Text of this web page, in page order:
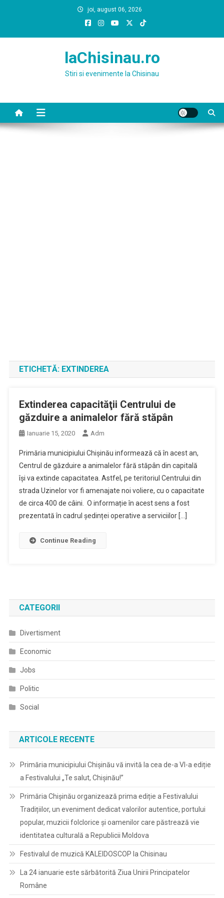
joi, august 06, 2026
laChisinau.ro
Stiri si evenimente la Chisinau
ETICHETĂ: EXTINDEREA
Extinderea capacităţii Centrului de
găzduire a animalelor fără stăpân
Ianuarie 15, 2020 Adm
Primăria municipiului Chişinău informează că în acest an,
Centrul de găzduire a animalelor fără stăpân din capitală
îşi va extinde capacitatea. Astfel, pe teritoriul Centrului din
strada Uzinelor vor fi amenajate noi voliere, cu o capacitate
de circa 400 de câini. O informație în acest sens a fost
prezentată în cadrul ședinței operative a serviciilor […]
Continue Reading
CATEGORII
Divertisment
Economic
Jobs
Politic
Social
ARTICOLE RECENTE
Primăria municipiului Chișinău vă invită la cea de-a VI-a ediție
a Festivalului „Te salut, Chișinău!”
Primăria Chișinău organizează prima ediție a Festivalului
Tradițiilor, un eveniment dedicat valorilor autentice, portului
popular, muzicii folclorice și oamenilor care păstrează vie
identitatea culturală a Republicii Moldova
Festivalul de muzică KALEIDOSCOP la Chisinau
La 24 ianuarie este sărbătorită Ziua Unirii Principatelor
Române